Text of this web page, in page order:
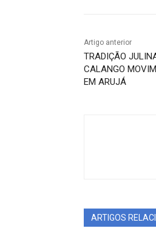
Artigo anterior
TRADIÇÃO
CALANGO
EM ARUJÁ
ARTIGOS